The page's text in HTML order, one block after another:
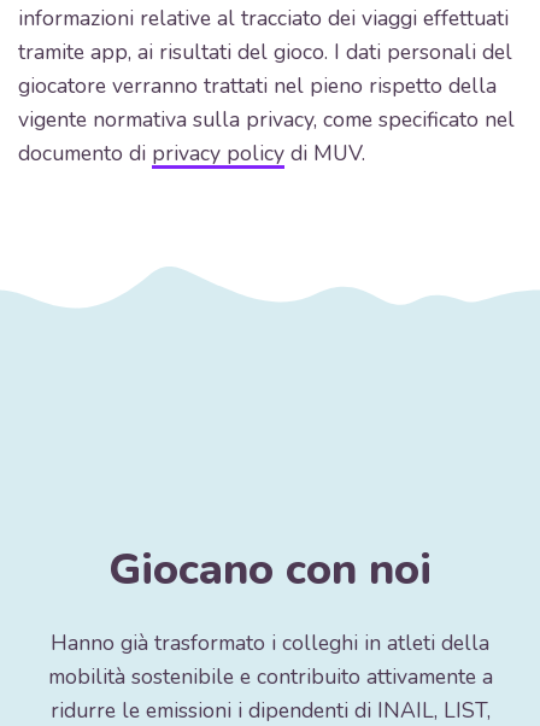
informazioni relative al tracciato dei viaggi effettuati
tramite app, ai risultati del gioco. I dati personali del
giocatore verranno trattati nel pieno rispetto della
vigente normativa sulla privacy, come specificato nel
documento di privacy policy di MUV.
Giocano con noi
Hanno già trasformato i colleghi in atleti della
mobilità sostenibile e contribuito attivamente a
ridurre le emissioni i dipendenti di INAIL, LIST,